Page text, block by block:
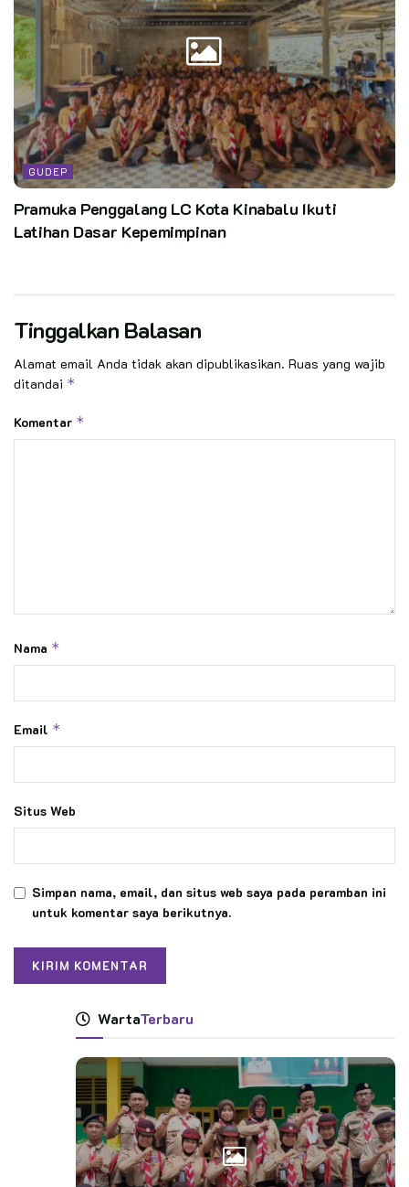
GUDEP
Pramuka Penggalang LC Kota Kinabalu Ikuti
Latihan Dasar Kepemimpinan
Tinggalkan Balasan
Alamat email Anda tidak akan dipublikasikan. Ruas yang wajib
ditandai *
Komentar *
Nama *
Email *
Situs Web
Simpan nama, email, dan situs web saya pada peramban ini
untuk komentar saya berikutnya.
WartaTerbaru